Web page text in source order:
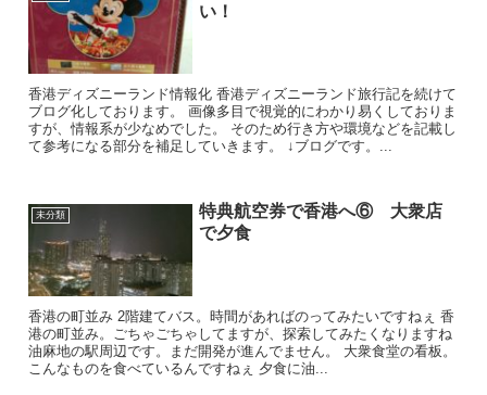
い！
香港ディズニーランド情報化 香港ディズニーランド旅行記を続けて
ブログ化しております。 画像多目で視覚的にわかり易くしておりま
すが、情報系が少なめでした。 そのため行き方や環境などを記載し
て参考になる部分を補足していきます。 ↓ブログです。...
未分類
特典航空券で香港へ⑥ 大衆店
で夕食
香港の町並み 2階建てバス。時間があればのってみたいですねぇ 香
港の町並み。ごちゃごちゃしてますが、探索してみたくなりますね
油麻地の駅周辺です。まだ開発が進んでません。 大衆食堂の看板。
こんなものを食べているんですねぇ 夕食に油...